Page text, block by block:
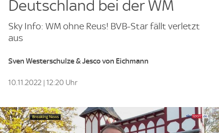
Deutschland bei der WM
Sky Info: WM ohne Reus! BVB-Star fällt verletzt
aus
Sven Westerschulze & Jesco von Eichmann
10.11.2022 | 12:20 Uhr